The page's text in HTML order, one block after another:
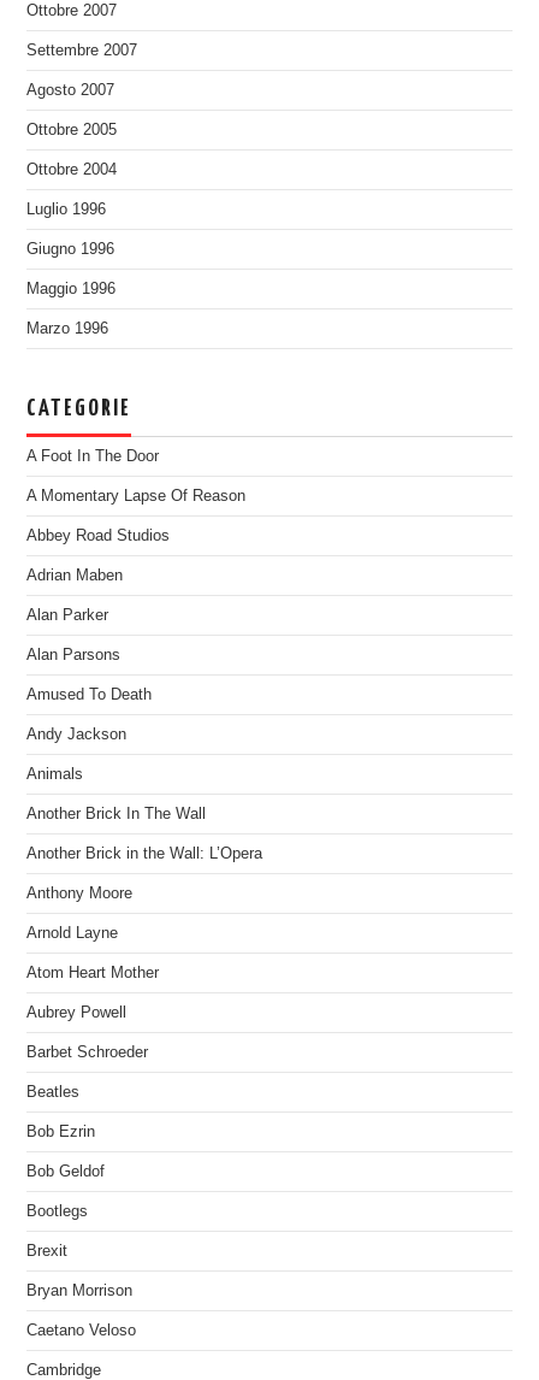
Ottobre 2007
Settembre 2007
Agosto 2007
Ottobre 2005
Ottobre 2004
Luglio 1996
Giugno 1996
Maggio 1996
Marzo 1996
CATEGORIE
A Foot In The Door
A Momentary Lapse Of Reason
Abbey Road Studios
Adrian Maben
Alan Parker
Alan Parsons
Amused To Death
Andy Jackson
Animals
Another Brick In The Wall
Another Brick in the Wall: L’Opera
Anthony Moore
Arnold Layne
Atom Heart Mother
Aubrey Powell
Barbet Schroeder
Beatles
Bob Ezrin
Bob Geldof
Bootlegs
Brexit
Bryan Morrison
Caetano Veloso
Cambridge